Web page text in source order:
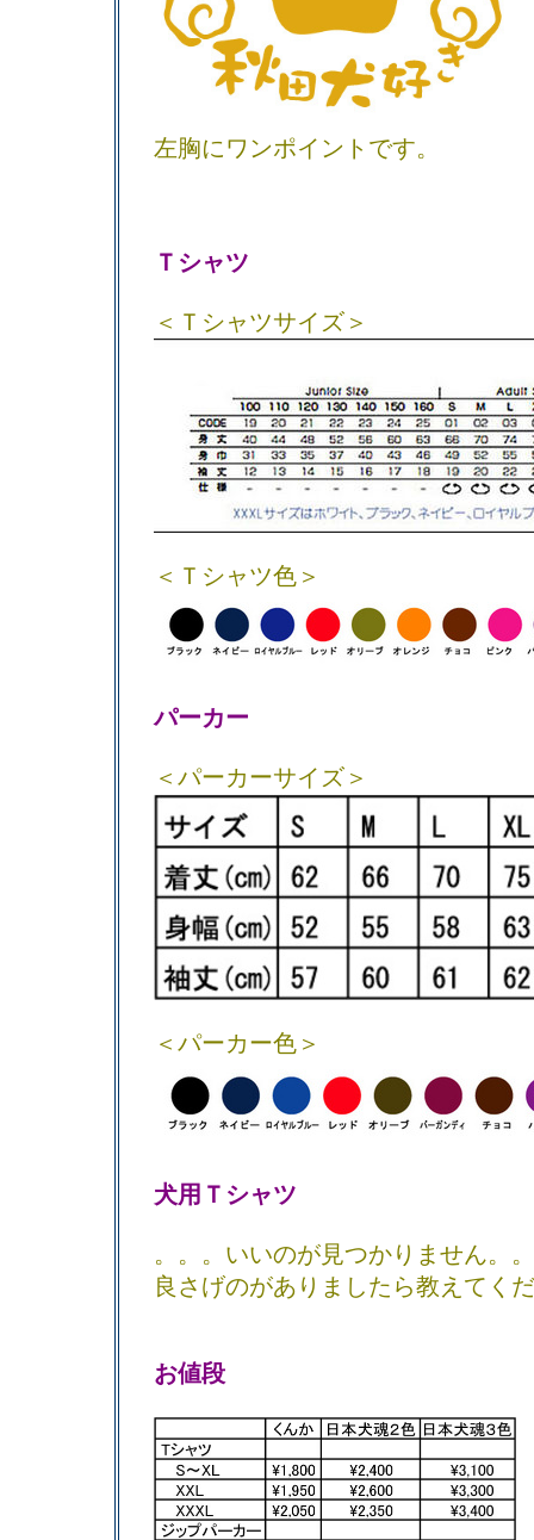
左胸にワンポイントです。
Ｔシャツ
＜Ｔシャツサイズ＞
＜Ｔシャツ色＞
パーカー
＜パーカーサイズ＞
＜パーカー色＞
犬用Ｔシャツ
。。。いいのが見つかりません。
良さげのがありましたら教えてく
お値段